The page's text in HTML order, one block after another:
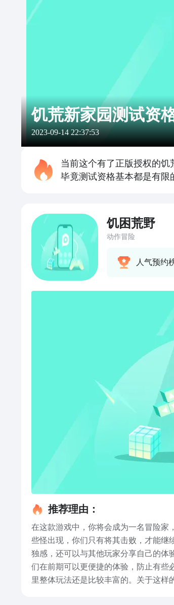
饥荒新家园测试资
2023-09-14 22:37:53
当前这个有了正版授权的饥
毕竟测试资格基本都是有限
饥困荒野
动作冒险
人气预约
推荐理由：
在这款游戏中，你将会成为一名冒险家
些怪出现，你们只有将其击败，才能继
独感，还可以与其他玩家分享自己的体
们在前期可以更便捷的体验，防止有些
里整体玩法还是比较丰富的。关于这样